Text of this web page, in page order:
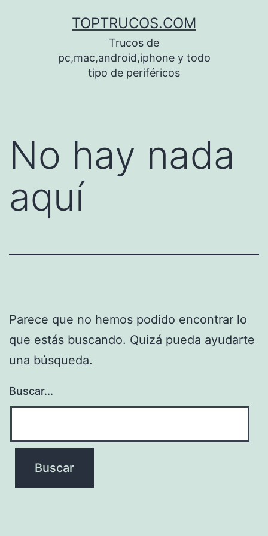
TOPTRUCOS.COM
Trucos de
pc,mac,android,iphone y todo
tipo de periféricos
No hay nada
aquí
Parece que no hemos podido encontrar lo
que estás buscando. Quizá pueda ayudarte
una búsqueda.
Buscar...